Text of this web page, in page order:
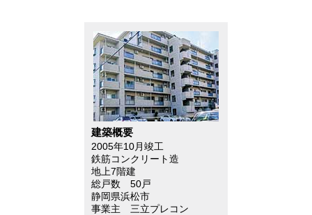
建築概要
2005年10月竣工
鉄筋コンクリート造
地上7階建
総戸数 50戸
静岡県浜松市
事業主 三立プレコン